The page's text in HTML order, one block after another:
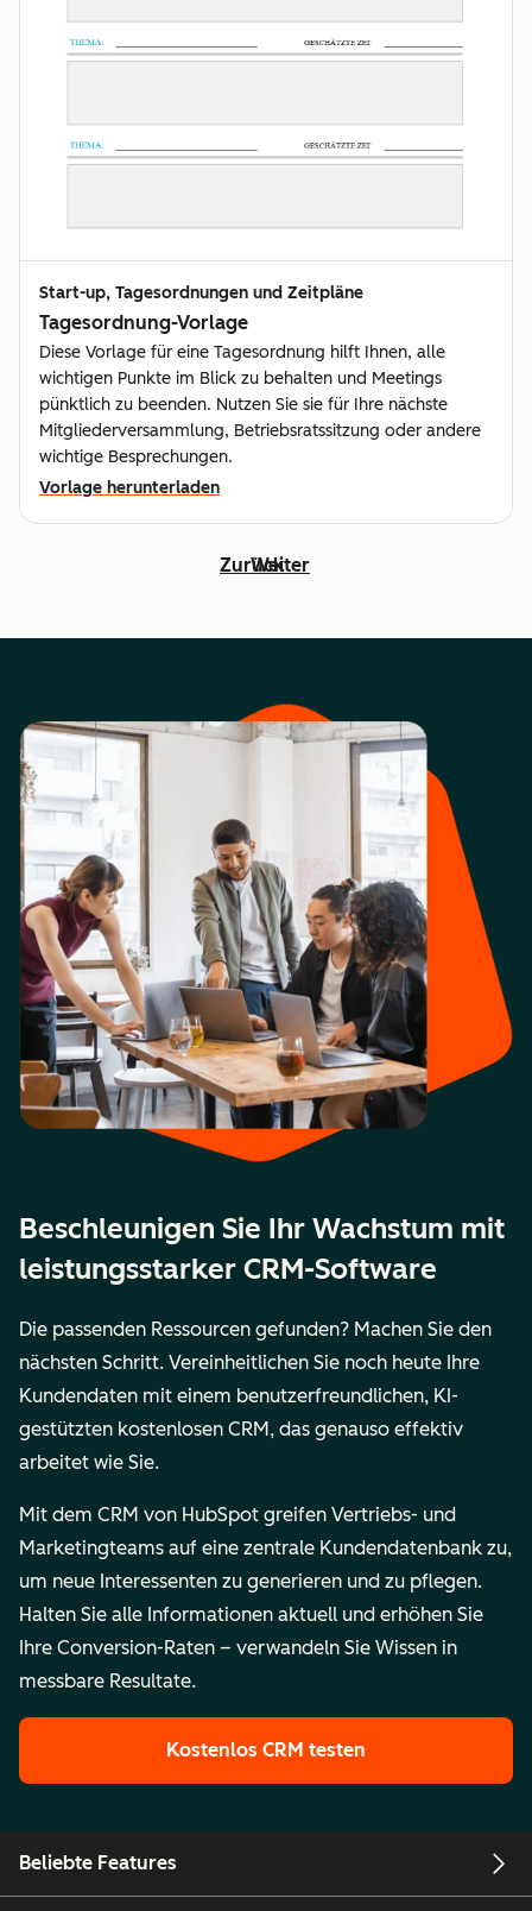
Start-up, Tagesordnungen und Zeitpläne
Tagesordnung-Vorlage
Diese Vorlage für eine Tagesordnung hilft Ihnen, alle
wichtigen Punkte im Blick zu behalten und Meetings
pünktlich zu beenden. Nutzen Sie sie für Ihre nächste
Mitgliederversammlung, Betriebsratssitzung oder andere
wichtige Besprechungen.
Vorlage herunterladen
Zurück
Weiter
Beschleunigen Sie Ihr Wachstum mit
leistungsstarker CRM-Software
Die passenden Ressourcen gefunden? Machen Sie den
nächsten Schritt. Vereinheitlichen Sie noch heute Ihre
Kundendaten mit einem benutzerfreundlichen, KI-
gestützten kostenlosen CRM, das genauso effektiv
arbeitet wie Sie.
Mit dem CRM von HubSpot greifen Vertriebs- und
Marketingteams auf eine zentrale Kundendatenbank zu,
um neue Interessenten zu generieren und zu pflegen.
Halten Sie alle Informationen aktuell und erhöhen Sie
Ihre Conversion-Raten – verwandeln Sie Wissen in
messbare Resultate.
Kostenlos CRM testen
Beliebte Features